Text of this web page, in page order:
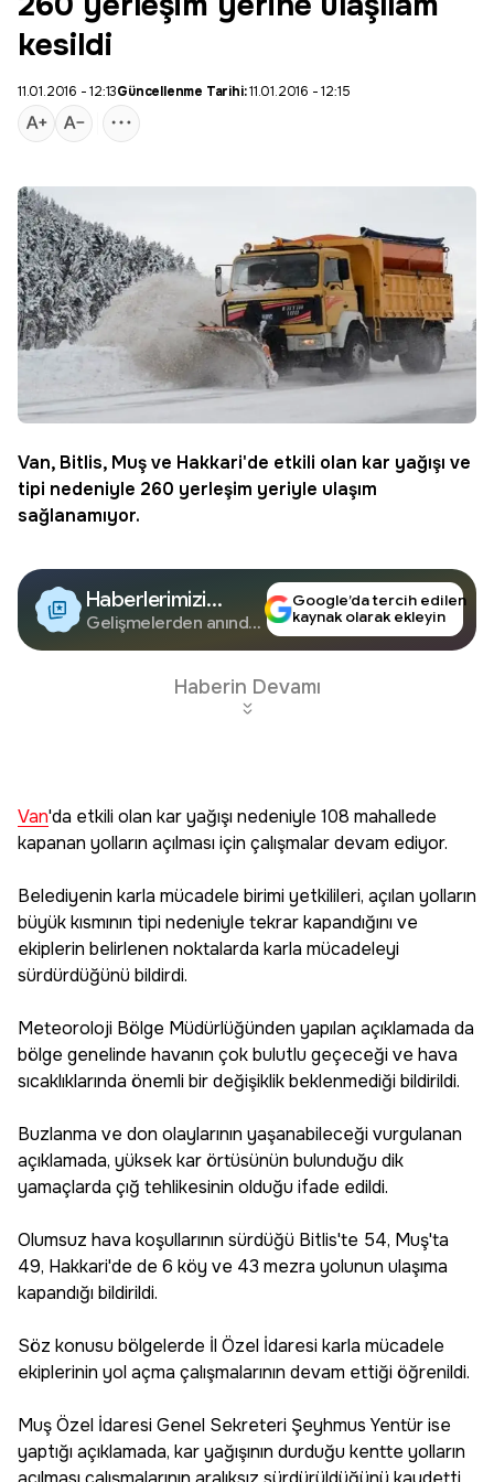
kesildi
11.01.2016 - 12:13Güncellenme Tarihi:11.01.2016 - 12:15
Van, Bitlis, Muş ve Hakkari'de etkili olan kar yağışı ve
tipi nedeniyle 260 yerleşim yeriyle ulaşım
sağlanamıyor.
Haberlerimizi
Google'da Takip
Edin
Gelişmelerden anında
Google’da tercih edilen
kaynak olarak ekleyin
Haberin Devamı
Van'da etkili olan kar yağışı nedeniyle 108 mahallede
kapanan yolların açılması için çalışmalar devam ediyor.
Belediyenin karla mücadele birimi yetkilileri, açılan yolların
büyük kısmının tipi nedeniyle tekrar kapandığını ve
ekiplerin belirlenen noktalarda karla mücadeleyi
sürdürdüğünü bildirdi.
Meteoroloji Bölge Müdürlüğünden yapılan açıklamada da
bölge genelinde havanın çok bulutlu geçeceği ve hava
sıcaklıklarında önemli bir değişiklik beklenmediği bildirildi.
Buzlanma ve don olaylarının yaşanabileceği vurgulanan
açıklamada, yüksek kar örtüsünün bulunduğu dik
yamaçlarda çığ tehlikesinin olduğu ifade edildi.
Olumsuz hava koşullarının sürdüğü Bitlis'te 54, Muş'ta
49, Hakkari'de de 6 köy ve 43 mezra yolunun ulaşıma
kapandığı bildirildi.
Söz konusu bölgelerde İl Özel İdaresi karla mücadele
ekiplerinin yol açma çalışmalarının devam ettiği öğrenildi.
Muş Özel İdaresi Genel Sekreteri Şeyhmus Yentür ise
yaptığı açıklamada, kar yağışının durduğu kentte yolların